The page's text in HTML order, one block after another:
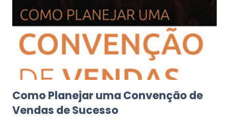
Como Planejar uma Convenção de
Vendas de Sucesso